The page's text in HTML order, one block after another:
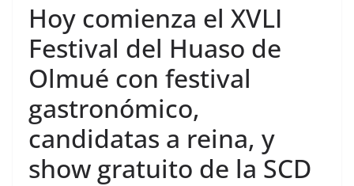
Hoy comienza el XVLI
Festival del Huaso de
Olmué con festival
gastronómico,
candidatas a reina, y
show gratuito de la SCD